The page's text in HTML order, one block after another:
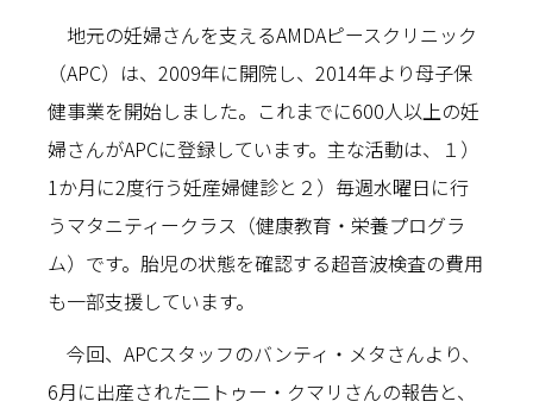
地元の妊婦さんを支えるAMDAピースクリニック
（APC）は、2009年に開院し、2014年より母子保
健事業を開始しました。これまでに600人以上の妊
婦さんがAPCに登録しています。主な活動は、１）
1か月に2度行う妊産婦健診と２）毎週水曜日に行
うマタニティークラス（健康教育・栄養プログラ
ム）です。胎児の状態を確認する超音波検査の費用
も一部支援しています。
今回、APCスタッフのバンティ・メタさんより、
6月に出産された二トゥー・クマリさんの報告と、